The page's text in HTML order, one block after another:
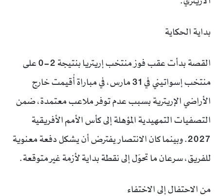
بداية الحكاية
القصة بدأت عقب فوز منتخب إريتريا بنتيجة 2-0 على
منتخب إسواتيني في 31 مارس، في مباراة أُقيمت خارج
الأراضي الإريترية بسبب عدم توفر ملاعب معتمدة، ضمن
التصفيات التمهيدية المؤهلة إلى كأس الأمم الأفريقية
2027. وبينما كان الانتصار يفترض أن يشكل دفعة معنوية
للفريق، سرعان ما تحوّل إلى نقطة بداية لأزمة غير متوقعة.
من الاحتفال إلى الاختفاء